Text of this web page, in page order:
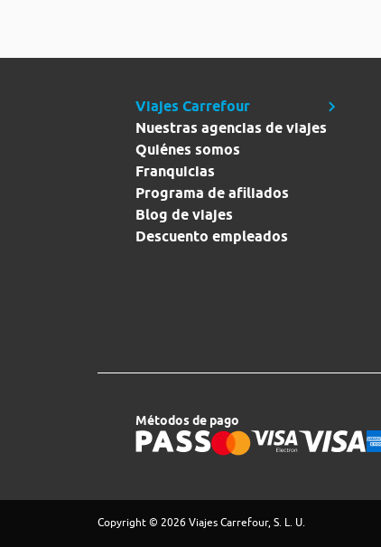
Viajes Carrefour
Nuestras agencias de viajes
Quiénes somos
Franquicias
Programa de afiliados
Blog de viajes
Descuento empleados
Métodos de pago
Copyright © 2026 Viajes Carrefour, S. L. U.